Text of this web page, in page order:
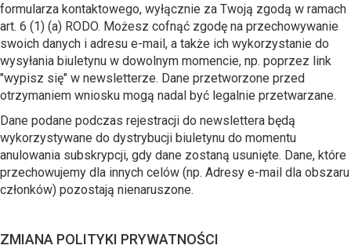
formularza kontaktowego, wyłącznie za Twoją zgodą w ramach
art. 6 (1) (a) RODO. Możesz cofnąć zgodę na przechowywanie
swoich danych i adresu e-mail, a także ich wykorzystanie do
wysyłania biuletynu w dowolnym momencie, np. poprzez link
"wypisz się" w newsletterze. Dane przetworzone przed
otrzymaniem wniosku mogą nadal być legalnie przetwarzane.
Dane podane podczas rejestracji do newslettera będą
wykorzystywane do dystrybucji biuletynu do momentu
anulowania subskrypcji, gdy dane zostaną usunięte. Dane, które
przechowujemy dla innych celów (np. Adresy e-mail dla obszaru
członków) pozostają nienaruszone.
ZMIANA POLITYKI PRYWATNOŚCI